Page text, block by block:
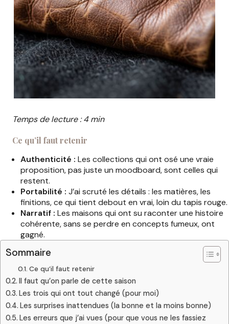
Temps de lecture : 4 min
Ce qu’il faut retenir
Authenticité : Les collections qui ont osé une vraie
proposition, pas juste un moodboard, sont celles qui
restent.
Portabilité : J’ai scruté les détails : les matières, les
finitions, ce qui tient debout en vrai, loin du tapis rouge.
Narratif : Les maisons qui ont su raconter une histoire
cohérente, sans se perdre en concepts fumeux, ont
gagné.
Sommaire
Ce qu’il faut retenir
Il faut qu’on parle de cette saison
Les trois qui ont tout changé (pour moi)
Les surprises inattendues (la bonne et la moins bonne)
Les erreurs que j’ai vues (pour que vous ne les fassiez